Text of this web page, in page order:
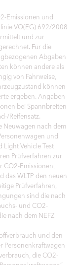
Emissionen und
VO(EG) 692/2008
und zur
Für die
Abgaben
können andere als
von Fahrweise,
können
ergeben. Angaben
bei Spannbreiten
Reifensatz.
Neuwagen nach dem
und
Vehicle Test
Prüfverfahren zur
CO2-Emissionen,
das WLTP den neuen
Prüfverfahren,
sind die nach
und CO2-
nach dem NEFZ
und den
Personenkraftwagen
die CO2-